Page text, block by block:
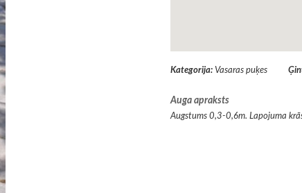
Kategorija: Vasaras puķes
Auga apraksts
Augstums 0,3-0,6m. Lapojuma